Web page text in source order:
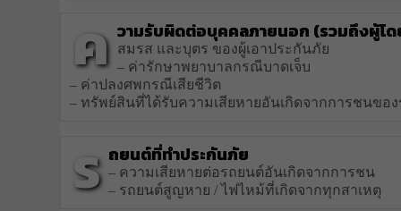
ค วามรับผิดต่อบุคคลภายนอก (รวมถึงผู้โด
สมรส และบุตร ของผู้เอาประกันภัย
– ค่ารักษาพยาบาลกรณีบาดเจ็บ
– ค่าปลงศพกรณีเสียชีวิต
– ทรัพย์สินที่ได้รับความเสียหายอันเกิดจากการชนขอ
ร ถยนต์ที่ทำประกันภัย
– ความเสียหายต่อรถยนต์อันเกิดจากการชน
– รถยนต์สูญหาย / ไฟไหม้ที่เกิดจากทุกสาเหตุ